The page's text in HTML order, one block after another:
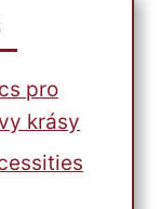
pro
krásy